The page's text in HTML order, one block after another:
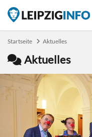
Startseite Aktuelles
Aktuelles